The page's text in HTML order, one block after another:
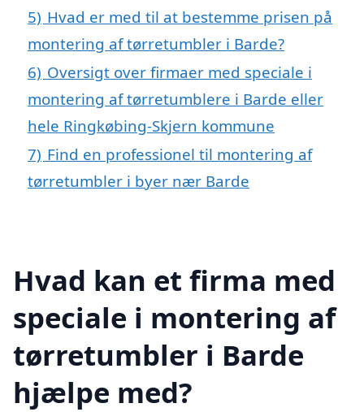
5) Hvad er med til at bestemme prisen på
montering af tørretumbler i Barde?
6) Oversigt over firmaer med speciale i
montering af tørretumblere i Barde eller
hele Ringkøbing-Skjern kommune
7) Find en professionel til montering af
tørretumbler i byer nær Barde
Hvad kan et firma med
speciale i montering af
tørretumbler i Barde
hjælpe med?